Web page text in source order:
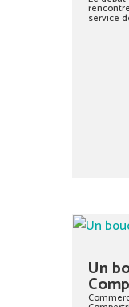
service
Un